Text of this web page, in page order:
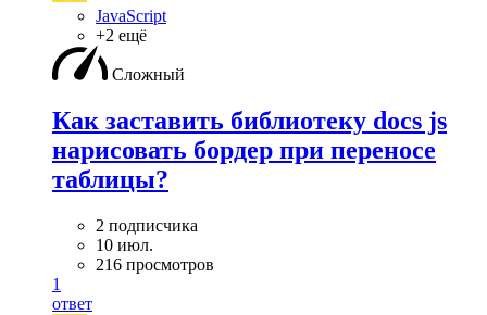
JavaScript
+2 ещё
Сложный
Как заставить библиотеку docs js
нарисовать бордер при переносе
таблицы?
2 подписчика
10 июл.
216 просмотров
1
ответ